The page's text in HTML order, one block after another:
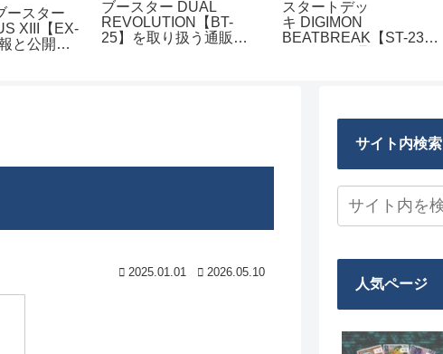
ースター
XIII【EX-
と公開カ
ブースター DUAL
REVOLUTION【BT-
25】を取り扱う通販サ
スタートデッ
キ DIGIMON
BEATBREAK【ST-23】
2025.01.01 2026.05.10
サイト内検索
人気ページ